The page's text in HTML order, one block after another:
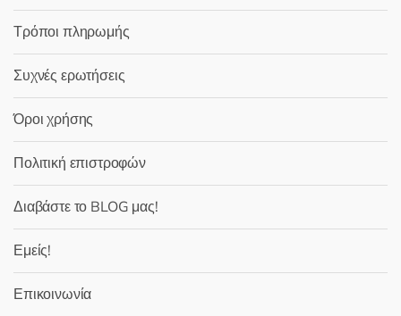
Τρόποι πληρωμής
Συχνές ερωτήσεις
Όροι χρήσης
Πολιτική επιστροφών
Διαβάστε το BLOG μας!
Εμείς!
Επικοινωνία